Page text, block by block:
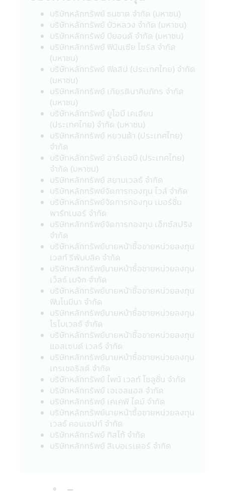
รวมเพื่อการเลี้ยงชีพและกองทุนรวมหุ้นระยะ
ยาวไปจำหน่าย จ่าย โอน จำนำ หรือนำไปเป็น
หลักประกัน
• สำหรับการลงทุนในกองทุนรวมเพื่อการ
เลี้ยงชีพ และกองทุนรวมหุ้นระยะยาว ผู้ถือ
หน่วยลงทุน (ของกองทุนรวม) จะต้องปฏิบัติ
ตามเงื่อนไขการลงทุน และเงื่อนไขที่กำหนดโดย
กรมสรรพากรอย่างเคร่งครัดทุกประการ (ซึ่ง
สามารถศึกษาได้จากคู่มือการลงทุนที่บริษัท
จัดการได้จัดให้) มิฉะนั้นผู้ลงทุนจะไม่ได้รับสิทธิ
ประโยชน์ทางภาษี และ/หรือ ผู้ลงทุนอาจถูกหัก
หรือไม่สามารถขอคืนภาษี ณ ที่จ่ายจากกำไรที่
เกิดขึ้นตลอดจนผู้ลงทุนจะต้องคืนสิทธิประโยชน์
ทางภาษีที่เคยได้รับภายในกำหนดเวลา และ/
หรือ อาจจะต้องชำระเงินเพิ่ม และเบี้ยปรับตาม
ประมวลรัษฎากร อนึ่ง ผู้ลงทุนจะต้องเก็บ
เอกสารการลงทุนในกองทุนรวมถึงหลักฐาน
เพื่อพิสูจน์ว่าท่านได้ปฏิบัติตามเงื่อนไขของการ
ลงทุนที่กำหนดดังกล่าวอย่างครบถ้วน ทั้งนี้เพื่อ
ประโยชน์ในการยืนยันสิทธิประโยชน์ในทางภาษี
ของท่านหากถูกเรียกถามในอนาคต อนึ่ง ผู้
ลงทุนควรขอรับ และศึกษาข้อมูลในหนังสือชี้
ชวน และคู่มือการลงทุนให้เข้าใจ หรือสอบถาม
รายละเอียดเพิ่มเติมได้ที่ บริษัทจัดการ หรือผู้
ขายหน่วยลงทุน
• กรณีกองทุนรวมที่มีการลงทุนในต่าง
ประเทศ และไม่ได้ป้องกันความเสี่ยงของอัตรา
แลกเปลี่ยนทั้งจำนวน ผู้ลงทุนอาจจะขาดทุน
หรือได้รับกำไรจากอัตราแลกเปลี่ยน หรือได้รับ
เงินคืนต่ำกว่าเงินลงทุนเริ่มแรกได้
• กองทุนรวมมีประกัน ผู้ลงทุนที่ถือหน่วยที่
ลงทุนจนครบระยะเวลาการประกันที่กำหนดใน
หนังสือชี้ชวนนี้จะได้รับชำระเงินลงทุนคืนตาม
เงื่อนไขในการรับประกันอย่างไรก็ดี การประกัน
ดังกล่าวไม่ได้รวมถึงการประกันความสามารถ
ในการชำระหนี้ในอนาคตของผู้ประกัน
• กองทุนรวมมุ่งรักษาเงินต้น เป็นเพียงชื่อ
เรียกประเภทของกองทุนรวมที่จัดนโยบายการ
ลงทุนเพื่อให้เงินต้นของผู้ถือหน่วยลงทุนมีความ
เสี่ยงต่ำ โดยกองทุนรวมดังกล่าว มิได้รับประกัน
เงินลงทุนหรือผลตอบแทนจากการลงทุนแต่
บริษัทหลักทรัพย์ ธนชาต จำกัด (มหาชน)
บริษัทหลักทรัพย์ บัวหลวง จำกัด (มหาชน)
บริษัทหลักทรัพย์ บียอนด์ จำกัด (มหาชน)
บริษัทหลักทรัพย์ ฟินันเซีย ไซรัส จำกัด
(มหาชน)
บริษัทหลักทรัพย์ ฟิลลิป (ประเทศไทย) จำกัด
(มหาชน)
บริษัทหลักทรัพย์ เกียรตินาคินภัทร จำกัด
(มหาชน)
บริษัทหลักทรัพย์ ยูโอบี เคเฮียน
(ประเทศไทย) จำกัด (มหาชน)
บริษัทหลักทรัพย์ หยวนต้า (ประเทศไทย)
จำกัด
บริษัทหลักทรัพย์ อาร์เอชบี (ประเทศไทย)
จำกัด (มหาชน)
บริษัทหลักทรัพย์ สยามเวลธ์ จำกัด
บริษัทหลักทรัพย์จัดการกองทุน ไวส์ จำกัด
บริษัทหลักทรัพย์จัดการกองทุน เมอร์ชั่น
พาร์ทเนอร์ จำกัด
บริษัทหลักทรัพย์จัดการกองทุน เอ็กซ์สปริง
จำกัด
บริษัทหลักทรัพย์นายหน้าซื้อขายหน่วยลงทุน
เวลท์ รีพับบลิค จำกัด
บริษัทหลักทรัพย์นายหน้าซื้อขายหน่วยลงทุน
เว็ลธ์ เมจิก จำกัด
บริษัทหลักทรัพย์นายหน้าซื้อขายหน่วยลงทุน
ฟินโนมีนา จำกัด
บริษัทหลักทรัพย์นายหน้าซื้อขายหน่วยลงทุน
โรโบเวลธ์ จำกัด
บริษัทหลักทรัพย์นายหน้าซื้อขายหน่วยลงทุน
แอสเซนด์ เวลธ์ จำกัด
บริษัทหลักทรัพย์นายหน้าซื้อขายหน่วยลงทุน
เทรเชอริสต์ จำกัด
บริษัทหลักทรัพย์ ไพน์ เวลท์ โซลูชั่น จำกัด
บริษัทหลักทรัพย์ เอเอสแอล จำกัด
บริษัทหลักทรัพย์ เคเคพี ไดม์ จำกัด
บริษัทหลักทรัพย์นายหน้าซื้อขายหน่วยลงทุน
เวลธ์ คอนเซปท์ จำกัด
บริษัทหลักทรัพย์ ทิสโก้ จำกัด
บริษัทหลักทรัพย์ ลิเบอเรเตอร์ จํากัด